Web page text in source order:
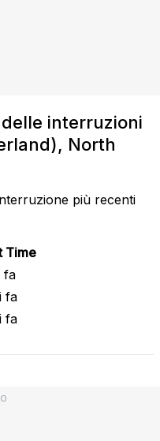
interruzioni
North
più recenti
Time
fa
fa
fa